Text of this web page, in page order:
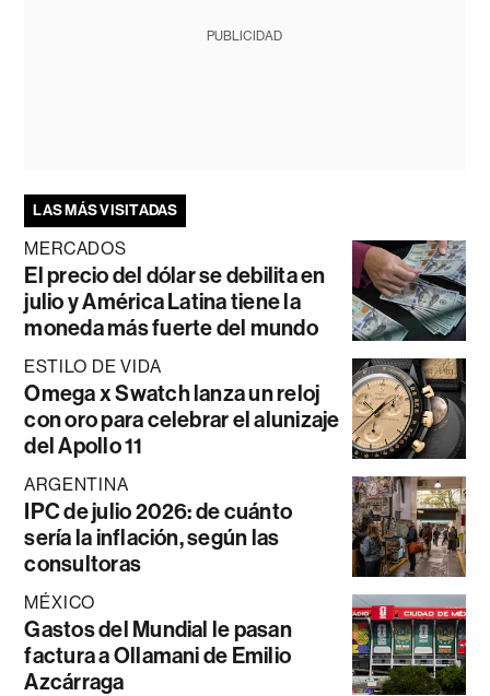
PUBLICIDAD
LAS MÁS VISITADAS
MERCADOS
El precio del dólar se debilita en
julio y América Latina tiene la
moneda más fuerte del mundo
ESTILO DE VIDA
Omega x Swatch lanza un reloj
con oro para celebrar el alunizaje
del Apollo 11
ARGENTINA
IPC de julio 2026: de cuánto
sería la inflación, según las
consultoras
MÉXICO
Gastos del Mundial le pasan
factura a Ollamani de Emilio
Azcárraga